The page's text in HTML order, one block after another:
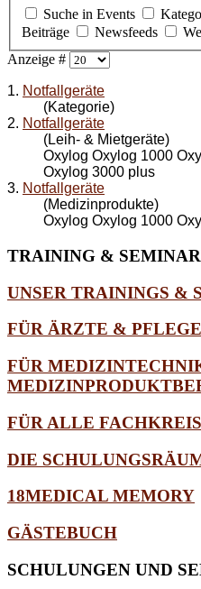
Suche in Events
Beiträge
Newsfeeds
Anzeige #
1. Notfallgeräte
(Kategorie)
2. Notfallgeräte
(Leih- & Mietgeräte)
Oxylog Oxylog 1000
Oxylog 3000 plus
3. Notfallgeräte
(Medizinprodukte)
Oxylog Oxylog 1000
TRAINING &
UNSER TRAININGS &
FÜR ÄRZTE &
FÜR
FÜR ALLE
DIE
18MEDICAL MEMORY
GÄSTEBUCH
SCHULUNGEN UND